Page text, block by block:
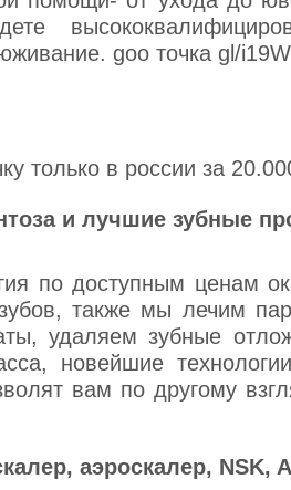
goo точка gl/
только в россии за
и лучшие зубные
по доступным ценам
также мы лечим
удаляем зубные
новейшие
вам по другому
аэроскалер, NSK,